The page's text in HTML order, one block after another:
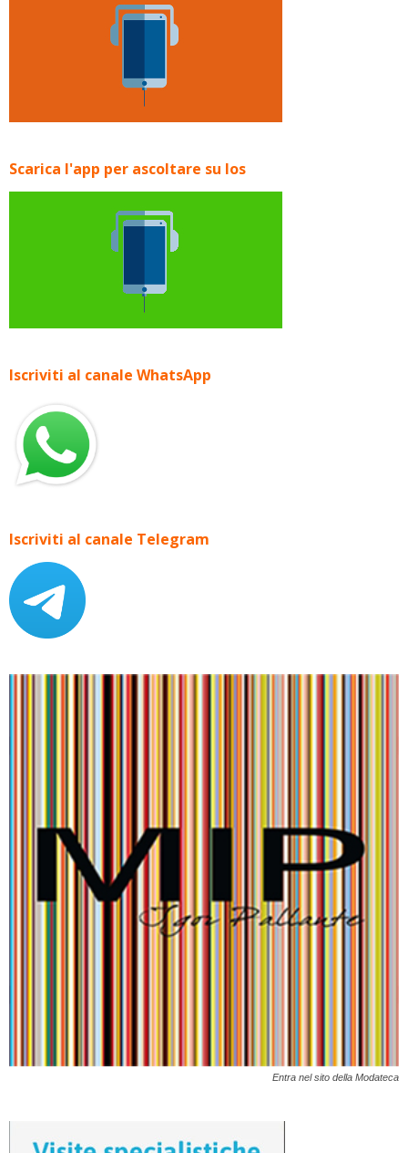
Scarica l'app per ascoltare su Ios
Iscriviti al canale WhatsApp
Iscriviti al canale Telegram
Entra nel sito della Modateca